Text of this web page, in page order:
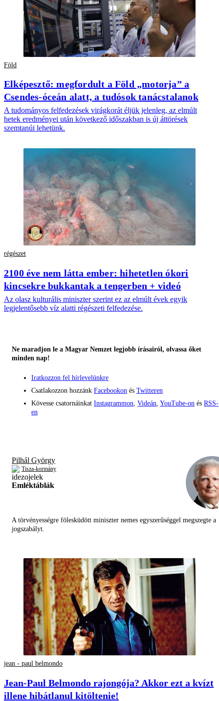
Föld
Elképesztő: megfordult a Föld „motorja” a
Csendes-óceán alatt, a tudósok tanácstalanok
A tudományos felfedezések virágkorát éljük jelenleg, az elmúlt
hetek eredményei után következő időszakban is új áttörések
szemtanúi lehetünk.
régészet
2100 éve nem látta ember: hihetetlen ókori
kincsekre bukkantak a tengerben + videó
Az olasz kulturális miniszter szerint ez az elmúlt évek egyik
legjelentősebb víz alatti régészeti felfedezése.
Ne maradjon le a Magyar Nemzet legjobb írásairól, olvassa őket
minden nap!
Iratkozzon fel hírlevelünkre
Csatlakozzon hozzánk Facebookon és Twitteren
Kövesse csatornáinkat Instagrammon Videán YouTube-on és RSS-
en
Pilhál György
Tisza-kormány
Emléktáblák
A törvényességre fölesküdött miniszter nemes egyszerűséggel megszegte a
jogszabályt.
jean - paul belmondo
Jean-Paul Belmondo rajongója? Akkor ezt a kvízt
illene hibátlanul kitöltenie!